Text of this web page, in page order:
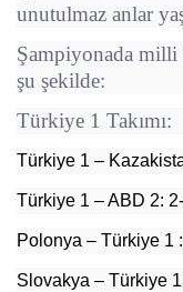
unutulmaz anlar
Şampiyonada milli
şu şekilde:
Türkiye 1 Takımı:
Türkiye 1 –
Türkiye 1 – ABD 2:
Polonya – Türkiye 1
Slovakya – Türkiye